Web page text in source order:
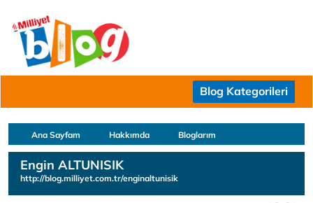
Blog Kategorileri
Ana Sayfam Hakkımda Bloglarım
Engin ALTUNISIK
http://blog.milliyet.com.tr/enginaltunisik